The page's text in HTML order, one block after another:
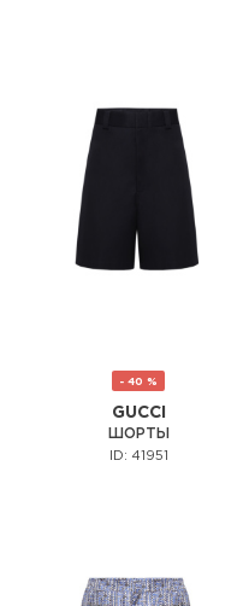
- 40 %
GUCCI
ШОРТЫ
ID: 41951